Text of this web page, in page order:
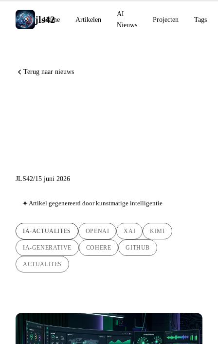
jls42
Home Artikelen
AI
Nieuws
Projecten Tags
Terug naar nieuws
JLS42/15 juni 2026
Artikel gegenereerd door kunstmatige intelligentie
IA-ACTUALITES OPENAI XAI KIMI
IA-GENERATIVE COHERE GITHUB
ACTUALITES